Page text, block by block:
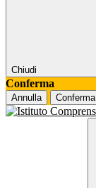
Chiudi
Conferma
Annulla Conferma